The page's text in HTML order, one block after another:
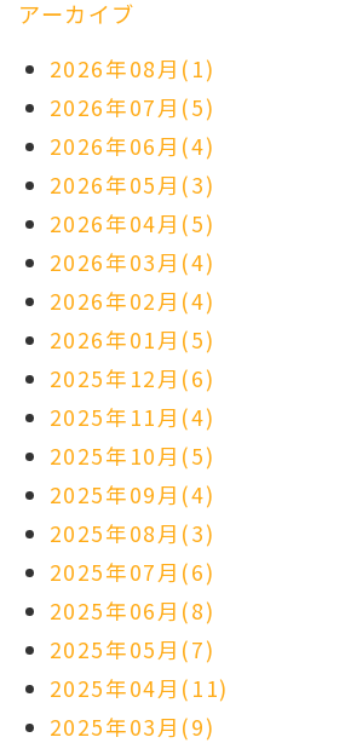
アーカイブ
2026年08月(1)
2026年07月(5)
2026年06月(4)
2026年05月(3)
2026年04月(5)
2026年03月(4)
2026年02月(4)
2026年01月(5)
2025年12月(6)
2025年11月(4)
2025年10月(5)
2025年09月(4)
2025年08月(3)
2025年07月(6)
2025年06月(8)
2025年05月(7)
2025年04月(11)
2025年03月(9)